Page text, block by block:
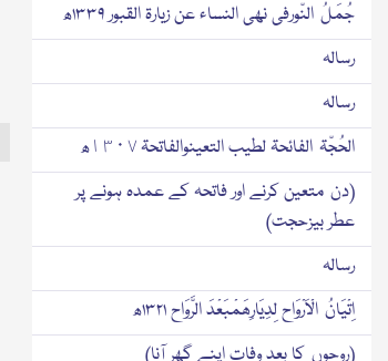
جُمَلُ النّورفی نھی النساء عن زیارۃ القبور ۱۳۳۹ھ
رسالہ
رسالہ
الحُجّۃ الفائحۃ لطیب التعینوالفاتحۃ ١٣٠٧ھ
(دن متعین کرنے اور فاتحہ کے عمدہ ہونے پر
عطر بیزحجت)
رسالہ
اِتْیَانُ الْاَرْوَاح لِدِیَارِھَمْبَعْدَ الرَّوَاح ۱۳۲۱ھ
(روحوں کا بعد وفات اپنے گھر آنا)